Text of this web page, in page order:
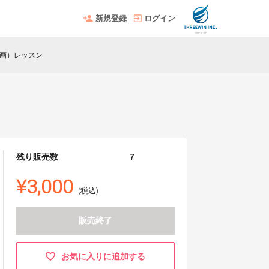
新規登録 ログイン
）レッスン
残り販売数 7
¥3,000 (税込)
販売終了
お気に入りに追加する